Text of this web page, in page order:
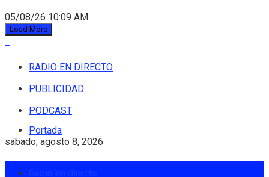
05/08/26 10:09 AM
Load More
RADIO EN DIRECTO
PUBLICIDAD
PODCAST
sábado, agosto 8, 2026
Portada